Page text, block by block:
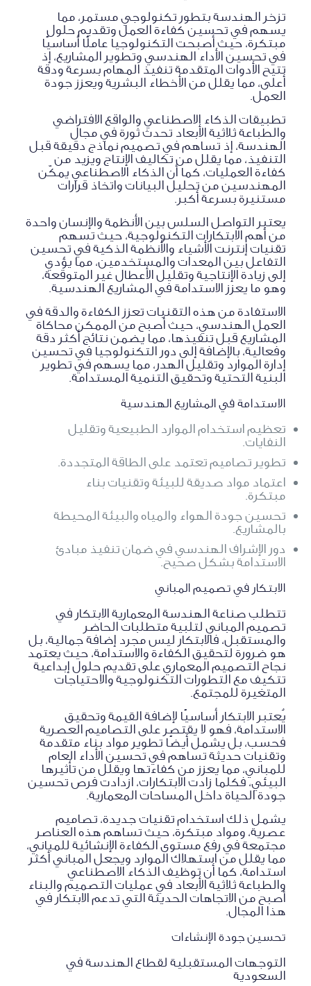
تزخر الهندسة بتطور تكنولوجي مستمر، مما
يسهم في تحسين كفاءة العمل وتقديم حلول
مبتكرة، حيث أصبحت التكنولوجيا عاملًا أساسيًا
في تحسين الأداء الهندسي وتطوير المشاريع، إذ
تتيح الأدوات المتقدمة تنفيذ المهام بسرعة ودقة
أعلى، مما يقلل من الأخطاء البشرية ويعزز جودة
العمل.
تطبيقات الذكاء الاصطناعي والواقع الافتراضي
والطباعة ثلاثية الأبعاد تحدث ثورة في مجال
الهندسة، إذ تساهم في تصميم نماذج دقيقة قبل
التنفيذ، مما يقلل من تكاليف الإنتاج ويزيد من
كفاءة العمليات، كما أن الذكاء الاصطناعي يمكّن
المهندسين من تحليل البيانات واتخاذ قرارات
مستنيرة بسرعة أكبر.
يعتبر التواصل السلس بين الأنظمة والإنسان واحدة
من أهم الابتكارات التكنولوجية، حيث تسهم
تقنيات إنترنت الأشياء والأنظمة الذكية في تحسين
التفاعل بين المعدات والمستخدمين، مما يؤدي
إلى زيادة الإنتاجية وتقليل الأعطال غير المتوقعة،
وهو ما يعزز الاستدامة في المشاريع الهندسية.
الاستفادة من هذه التقنيات تعزز الكفاءة والدقة في
العمل الهندسي، حيث أصبح من الممكن محاكاة
المشاريع قبل تنفيذها، مما يضمن نتائج أكثر دقة
وفعالية، بالإضافة إلى دور التكنولوجيا في تحسين
إدارة الموارد وتقليل الهدر، مما يسهم في تطوير
البنية التحتية وتحقيق التنمية المستدامة.
الاستدامة في المشاريع الهندسية
تعظيم استخدام الموارد الطبيعية وتقليل
النفايات.
تطوير تصاميم تعتمد على الطاقة المتجددة.
اعتماد مواد صديقة للبيئة وتقنيات بناء
مبتكرة.
تحسين جودة الهواء والمياه والبيئة المحيطة
بالمشاريع.
دور الإشراف الهندسي في ضمان تنفيذ مبادئ
الاستدامة بشكل صحيح.
الابتكار في تصميم المباني
تتطلب صناعة الهندسة المعمارية الابتكار في
تصميم المباني لتلبية متطلبات الحاضر
والمستقبل، فالابتكار ليس مجرد إضافة جمالية، بل
هو ضرورة لتحقيق الكفاءة والاستدامة، حيث يعتمد
نجاح التصميم المعماري على تقديم حلول إبداعية
تتكيف مع التطورات التكنولوجية والاحتياجات
المتغيرة للمجتمع.
يُعتبر الابتكار أساسيًا لإضافة القيمة وتحقيق
الاستدامة، فهو لا يقتصر على التصاميم العصرية
فحسب، بل يشمل أيضًا تطوير مواد بناء متقدمة
وتقنيات حديثة تساهم في تحسين الأداء العام
للمباني، مما يعزز من كفاءتها ويقلل من تأثيرها
البيئي، فكلما زادت الابتكارات، ازدادت فرص تحسين
جودة الحياة داخل المساحات المعمارية.
يشمل ذلك استخدام تقنيات جديدة، تصاميم
عصرية، ومواد مبتكرة، حيث تساهم هذه العناصر
مجتمعة في رفع مستوى الكفاءة الإنشائية للمباني،
مما يقلل من استهلاك الموارد ويجعل المباني أكثر
استدامة، كما أن توظيف الذكاء الاصطناعي
والطباعة ثلاثية الأبعاد في عمليات التصميم والبناء
أصبح من الاتجاهات الحديثة التي تدعم الابتكار في
هذا المجال.
تحسين جودة الإنشاءات
التوجهات المستقبلية لقطاع الهندسة في
السعودية